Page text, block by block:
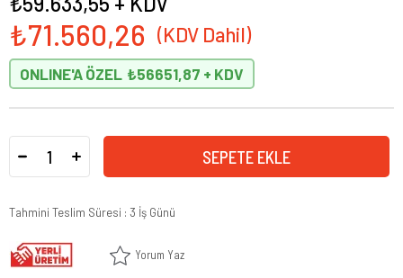
₺71.560,26
ONLINE'A ÖZEL ₺56651,87
Tahmini Teslim Süresi : 3 İş Günü
Yorum Yaz